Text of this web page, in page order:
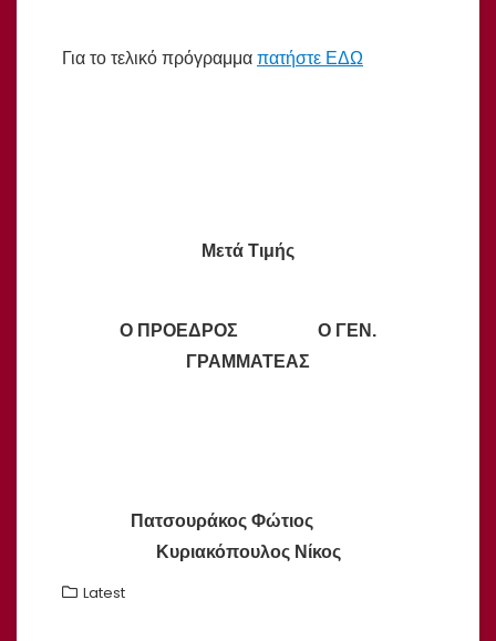
Για το τελικό πρόγραμμαπατήστε ΕΔΩ
Μετά Τιμής
Ο ΠΡΟΕΔΡΟΣ Ο ΓΕΝ.
ΓΡΑΜΜΑΤΕΑΣ
Πατσουράκος Φώτιος
Κυριακόπουλος Νίκος
Latest